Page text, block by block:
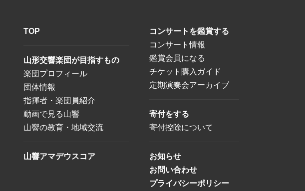
TOP
山形交響楽団が目指すもの
楽団プロフィール
団体情報
指揮者・楽団員紹介
動画で見る山響
山響の教育・地域交流
山響アマデウスコア
コンサートを鑑賞する
コンサート情報
鑑賞会員になる
チケット購入ガイド
定期演奏会アーカイブ
寄付をする
寄付控除について
お知らせ
お問い合わせ
プライバシーポリシー